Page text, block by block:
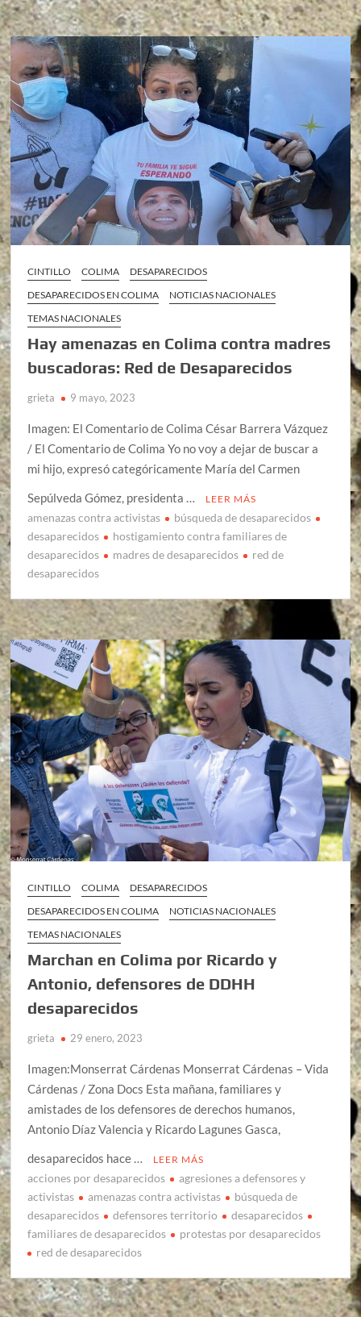
CINTILLO COLIMA
DESAPARECIDOS
DESAPARECIDOS EN COLIMA
NOTICIAS NACIONALES
TEMAS NACIONALES
Hay amenazas en Colima contra madres
buscadoras: Red de Desaparecidos
grieta 9 mayo, 2023
Imagen: El Comentario de Colima César Barrera Vázquez
/ El Comentario de Colima Yo no voy a dejar de buscar a
mi hijo, expresó categóricamente María del Carmen
Sepúlveda Gómez, presidenta …
LEER MÁS
amenazas contra activistas
búsqueda de desaparecidos
desaparecidos
hostigamiento contra familiares de
desaparecidos
madres de desaparecidos
red de
desaparecidos
CINTILLO COLIMA
DESAPARECIDOS
DESAPARECIDOS EN COLIMA
NOTICIAS NACIONALES
TEMAS NACIONALES
Marchan en Colima por Ricardo y
Antonio, defensores de DDHH
desaparecidos
grieta 29 enero, 2023
Imagen:Monserrat Cárdenas Monserrat Cárdenas – Vida
Cárdenas / Zona Docs Esta mañana, familiares y
amistades de los defensores de derechos humanos,
Antonio Díaz Valencia y Ricardo Lagunes Gasca,
desaparecidos hace …
LEER MÁS
acciones por desaparecidos
agresiones a defensores y
activistas
amenazas contra activistas
búsqueda de
desaparecidos
defensores territorio
desaparecidos
familiares de desaparecidos
protestas por desaparecidos
red de desaparecidos